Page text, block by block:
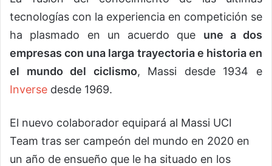
tecnologías con la experiencia en competición se
ha plasmado en un acuerdo que une a dos
empresas con una larga trayectoria e historia en
el mundo del ciclismo, Massi desde 1934 e
Inverse desde 1969.
El nuevo colaborador equipará al Massi UCI
Team tras ser campeón del mundo en 2020 en
un año de ensueño que le ha situado en los